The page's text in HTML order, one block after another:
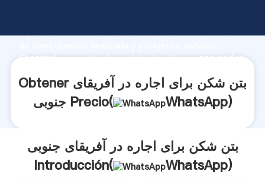
Agarrando fuerte capacidad de producción, fuerza
Shanghai بتن شکن برای اجاره در آفریقای جنوبی proveedor
Obtener بتن شکن برای اجاره در آفریقای
جنوبی Precio(
WhatsApp)
بتن شکن برای اجاره در آفریقای جنوبی
Introducción(
WhatsApp)